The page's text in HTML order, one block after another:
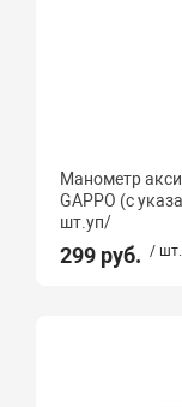
Манометр
GAPPO (с
шт.уп/
299 руб. / шт.